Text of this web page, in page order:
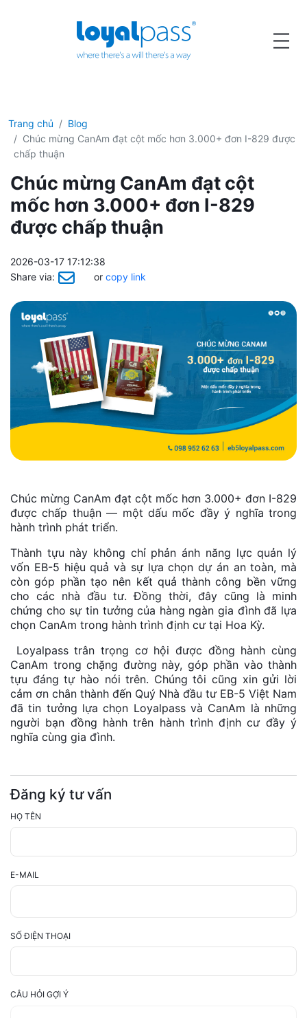
Trang chủ
Blog
Chúc mừng CanAm đạt cột mốc hơn 3.000+ đơn I-829 được
chấp thuận
Chúc mừng CanAm đạt cột
mốc hơn 3.000+ đơn I-829
được chấp thuận
2026-03-17 17:12:38
Share via:
or copy link
Chúc mừng CanAm đạt cột mốc hơn 3.000+ đơn I-829
được chấp thuận — một dấu mốc đầy ý nghĩa trong
hành trình phát triển.
Thành tựu này không chỉ phản ánh năng lực quản lý
vốn EB-5 hiệu quả và sự lựa chọn dự án an toàn, mà
còn góp phần tạo nên kết quả thành công bền vững
cho các nhà đầu tư. Đồng thời, đây cũng là minh
chứng cho sự tin tưởng của hàng ngàn gia đình đã lựa
chọn CanAm trong hành trình định cư tại Hoa Kỳ.
Loyalpass trân trọng cơ hội được đồng hành cùng
CanAm trong chặng đường này, góp phần vào thành
tựu đáng tự hào nói trên. Chúng tôi cũng xin gửi lời
cảm ơn chân thành đến Quý Nhà đầu tư EB-5 Việt Nam
đã tin tưởng lựa chọn Loyalpass và CanAm là những
người bạn đồng hành trên hành trình định cư đầy ý
nghĩa cùng gia đình.
Đăng ký tư vấn
HỌ TÊN
E-MAIL
SỐ ĐIỆN THOẠI
CÂU HỎI GỢI Ý